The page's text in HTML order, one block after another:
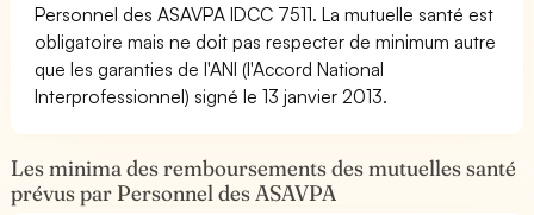
Personnel des ASAVPA IDCC 7511. La mutuelle santé est
obligatoire mais ne doit pas respecter de minimum autre
que les garanties de l'ANI (l'Accord National
Interprofessionnel) signé le 13 janvier 2013.
Les minima des remboursements des mutuelles santé
prévus par Personnel des ASAVPA